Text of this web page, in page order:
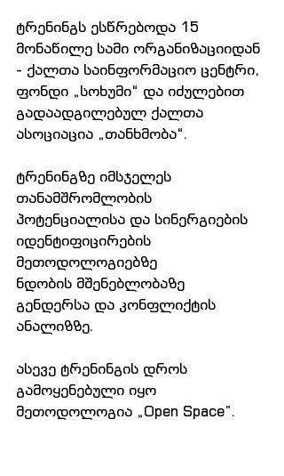
ტრენინგს ესწრებოდა 15
მონაწილე სამი ორგანიზაციიდან
- ქალთა საინფორმაციო ცენტრი,
ფონდი „სოხუმი“ და იძულებით
გადაადგილებულ ქალთა
ასოციაცია „თანხმობა“.
ტრენინგზე იმსჯელეს
თანამშრომლობის
პოტენციალისა და სინერგიების
იდენტიფიცირების
მეთოდოლოგიებზე
ნდობის მშენებლობაზე
გენდერსა და კონფლიქტის
ანალიზზე.
ასევე ტრენინგის დროს
გამოყენებული იყო
მეთოდოლოგია „Open Space”.